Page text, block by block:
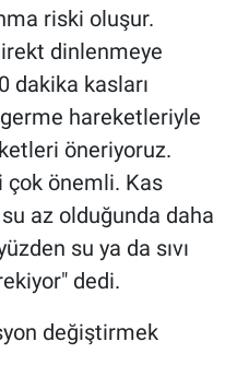
riski oluşur.
dinlenmeye
dakika kasları
hareketleriyle
öneriyoruz.
çok önemli. Kas
az olduğunda daha
su ya da sıvı
dedi.
değiştirmek